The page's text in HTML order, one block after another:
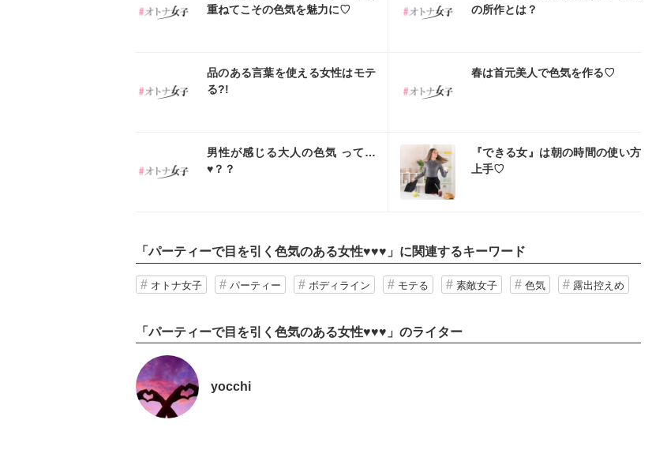
重ねてこその色気を魅力に♡
の所作とは？
品のある言葉を使える女性はモテ
る?!
春は首元美人で色気を作る♡
男性が感じる大人の色気 って…
♥？？
『できる女』は朝の時間の使い方
上手♡
「パーティーで目を引く色気のある女性♥♥♥ 」に関連するキーワード
オトナ女子 パーティー ボディライン モテる 素敵女子 色気 露出控えめ
「パーティーで目を引く色気のある女性♥♥♥」のライター
yocchi